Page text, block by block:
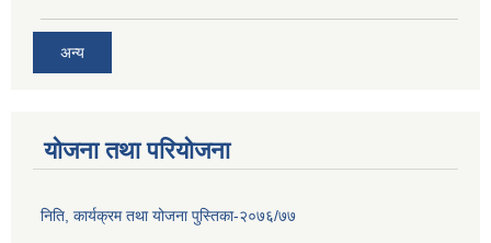
अन्य
योजना तथा परियोजना
निति, कार्यक्रम तथा योजना पुस्तिका-२०७६/७७